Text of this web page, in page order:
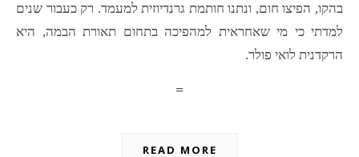
בהקו, הפיצו חום, ונתנו חותמת גרנדיוזית למעמד. רק כעבור שנים
למדתי כי מי שאחראית למהפיכה בתחום תאורת הבמה, היא
הרקדנית לואי פולר.
=
READ MORE